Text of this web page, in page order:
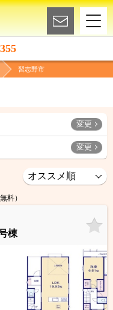
習志野市
変更
変更
料）
棟